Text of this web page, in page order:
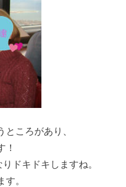
ころがあり、
！
ドキドキしますね。
。